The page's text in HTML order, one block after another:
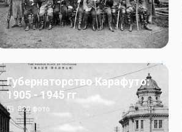
Губернаторство Карафуто:
1905 - 1945 гг
820фото